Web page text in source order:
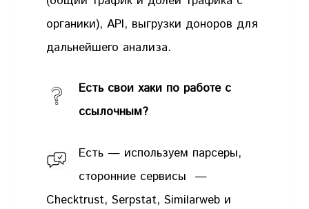
органики), API, выгрузки доноров для
дальнейшего анализа.
Есть свои хаки по работе с
ссылочным?
Есть — используем парсеры,
сторонние сервисы —
Checktrust, Serpstat, Similarweb и